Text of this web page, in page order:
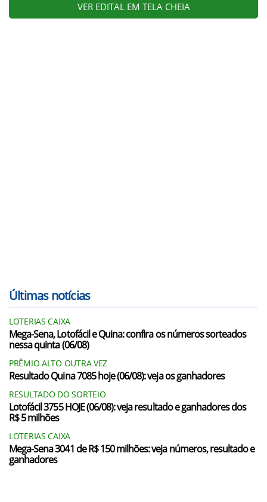
VER EDITAL EM TELA CHEIA
Últimas notícias
LOTERIAS CAIXA
Mega-Sena, Lotofácil e Quina: confira os números sorteados
nessa quinta (06/08)
PRÊMIO ALTO OUTRA VEZ
Resultado Quina 7085 hoje (06/08): veja os ganhadores
RESULTADO DO SORTEIO
Lotofácil 3755 HOJE (06/08): veja resultado e ganhadores dos
R$ 5 milhões
LOTERIAS CAIXA
Mega-Sena 3041 de R$ 150 milhões: veja números, resultado e
ganhadores